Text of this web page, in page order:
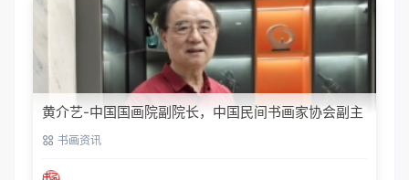
黄介艺-中国国画院副院长，中国民间书画家协会副主
席 书画资讯